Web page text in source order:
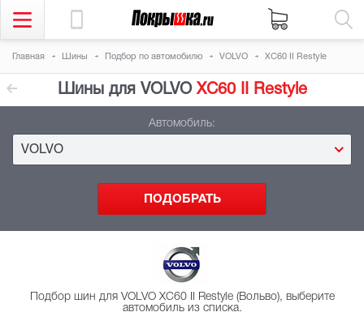
Главная Шины Подбор по автомобилю VOLVO XC60 II Restyle
Шины для VOLVOXC60 II Restyle
Автомобиль:
VOLVO
Подбор шин для VOLVO XC60 II Restyle (Вольво), выберите
автомобиль из списка.